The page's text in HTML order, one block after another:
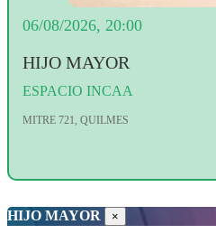
06/08/2026, 20:00
HIJO MAYOR
ESPACIO INCAA
MITRE 721, QUILMES
HIJO MAYOR ×